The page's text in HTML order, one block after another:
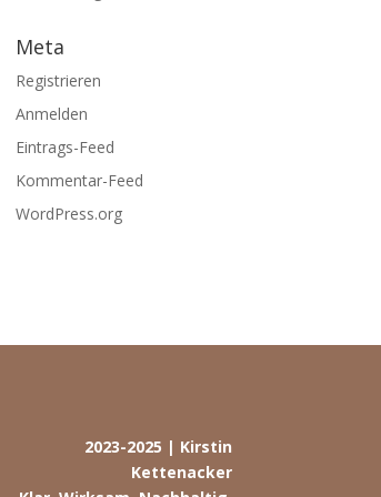
Meta
Registrieren
Anmelden
Eintrags-Feed
Kommentar-Feed
WordPress.org
2023-2025 | Kirstin
Kettenacker